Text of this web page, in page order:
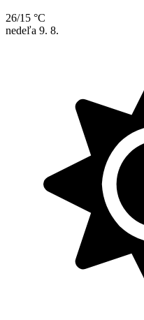
26/15 °C
nedeľa 9. 8.